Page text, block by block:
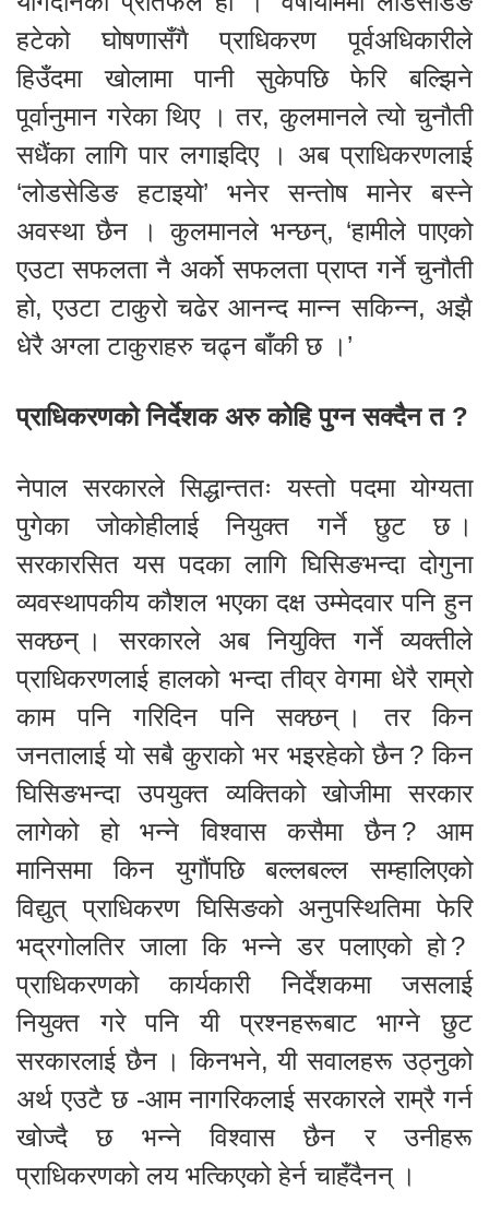
हटेको घोषणासँगै प्राधिकरण पूर्वअधिकारीले
हिउँदमा खोलामा पानी सुकेपछि फेरि बल्झिने
पूर्वानुमान गरेका थिए । तर, कुलमानले त्यो चुनौती
सधैंका लागि पार लगाइदिए । अब प्राधिकरणलाई
‘लोडसेडिङ हटाइयो’ भनेर सन्तोष मानेर बस्ने
अवस्था छैन । कुलमानले भन्छन्, ‘हामीले पाएको
एउटा सफलता नै अर्को सफलता प्राप्त गर्ने चुनौती
हो, एउटा टाकुरो चढेर आनन्द मान्न सकिन्न, अझै
धेरै अग्ला टाकुराहरु चढ्न बाँकी छ ।’
प्राधिकरणको निर्देशक अरु कोहि पुग्न सक्दैन त ?
नेपाल सरकारले सिद्धान्ततः यस्तो पदमा योग्यता
पुगेका जोकोहीलाई नियुक्त गर्ने छुट छ ।
सरकारसित यस पदका लागि घिसिङभन्दा दोगुना
व्यवस्थापकीय कौशल भएका दक्ष उम्मेदवार पनि हुन
सक्छन् । सरकारले अब नियुक्ति गर्ने व्यक्तीले
प्राधिकरणलाई हालको भन्दा तीव्र वेगमा धेरै राम्रो
काम पनि गरिदिन पनि सक्छन् । तर किन
जनतालाई यो सबै कुराको भर भइरहेको छैन ? किन
घिसिङभन्दा उपयुक्त व्यक्तिको खोजीमा सरकार
लागेको हो भन्ने विश्वास कसैमा छैन ? आम
मानिसमा किन युगौंपछि बल्लबल्ल सम्हालिएको
विद्युत् प्राधिकरण घिसिङको अनुपस्थितिमा फेरि
भद्रगोलतिर जाला कि भन्ने डर पलाएको हो ?
प्राधिकरणको कार्यकारी निर्देशकमा जसलाई
नियुक्त गरे पनि यी प्रश्नहरूबाट भाग्ने छुट
सरकारलाई छैन । किनभने, यी सवालहरू उठ्नुको
अर्थ एउटै छ -आम नागरिकलाई सरकारले राम्रै गर्न
खोज्दै छ भन्ने विश्वास छैन र उनीहरू
प्राधिकरणको लय भत्किएको हेर्न चाहँदैनन् ।